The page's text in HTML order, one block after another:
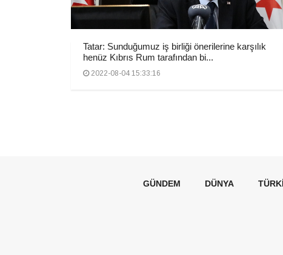
Tatar: Sunduğumuz iş birliği önerilerine karşılık
henüz Kıbrıs Rum tarafından bi...
2022-08-04 15:33:16
GÜNDEM DÜNYA